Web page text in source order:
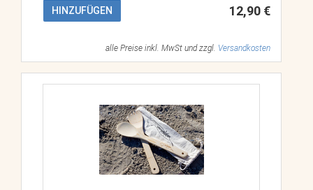
HINZUFÜGEN 12,90 €
alle Preise inkl. MwSt und zzgl. Versandkosten